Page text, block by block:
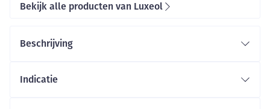
Bekijk alle producten van Luxeol
Beschrijving
Indicatie